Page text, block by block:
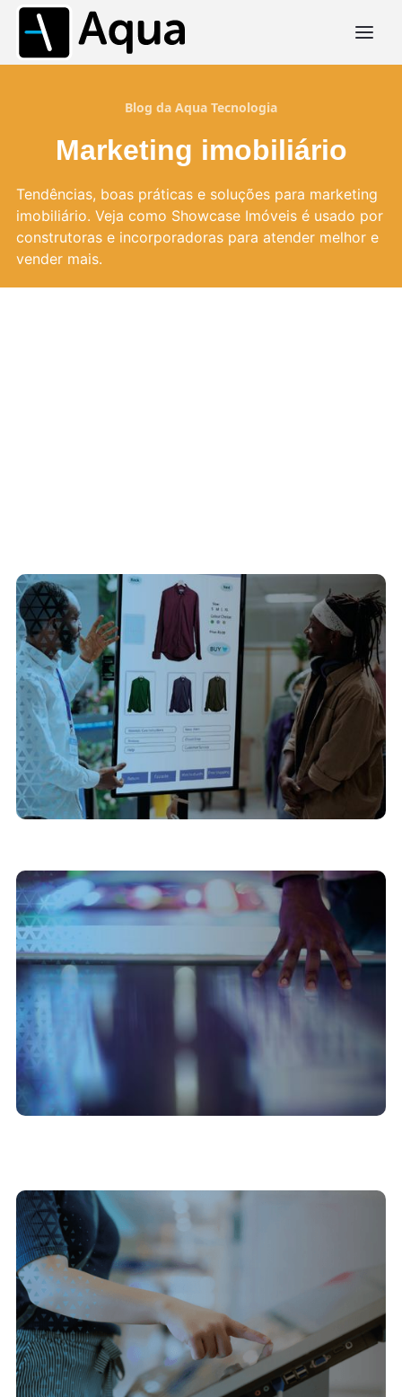
Blog da Aqua Tecnologia
Marketing imobiliário
Tendências, boas práticas e soluções para marketing
imobiliário. Veja como Showcase Imóveis é usado por
construtoras e incorporadoras para atender melhor e
vender mais.
6/7/2026
Transição para o digital: como substituir pastas
de vendas e catálogos físicos no PDV
2/3/2026
Vendas de luxo e tecnologia: por que o
comprador de alto padrão exige autonomia
digital?
19/1/2026
Vender o invisível: como a tecnologia tangibiliza
projetos em lançamento